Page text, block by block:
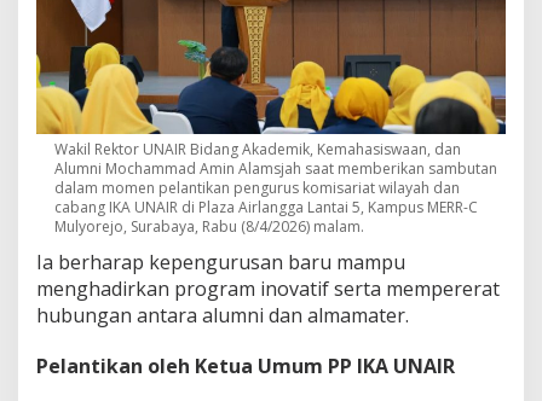
Wakil Rektor UNAIR Bidang Akademik, Kemahasiswaan, dan
Alumni Mochammad Amin Alamsjah saat memberikan sambutan
dalam momen pelantikan pengurus komisariat wilayah dan
cabang IKA UNAIR di Plaza Airlangga Lantai 5, Kampus MERR-C
Mulyorejo, Surabaya, Rabu (8/4/2026) malam.
Ia berharap kepengurusan baru mampu
menghadirkan program inovatif serta mempererat
hubungan antara alumni dan almamater.
Pelantikan oleh Ketua Umum PP IKA UNAIR